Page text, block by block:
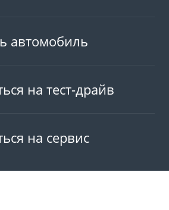
автомобиль
на тест-драйв
на сервис